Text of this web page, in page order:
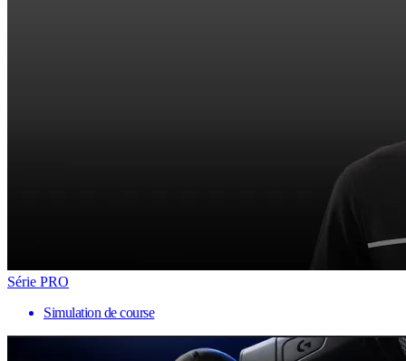
Série PRO
Simulation de course